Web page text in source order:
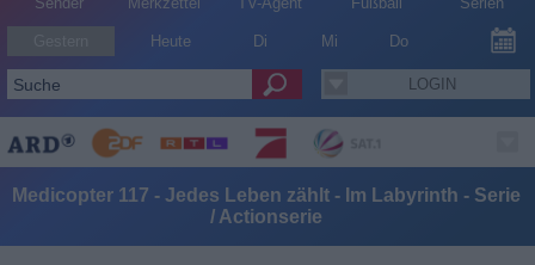
Heute Di Mi Do
LOGIN
Medicopter 117 - Jedes Leben zählt - Im Labyrinth - Serie
/ Actionserie